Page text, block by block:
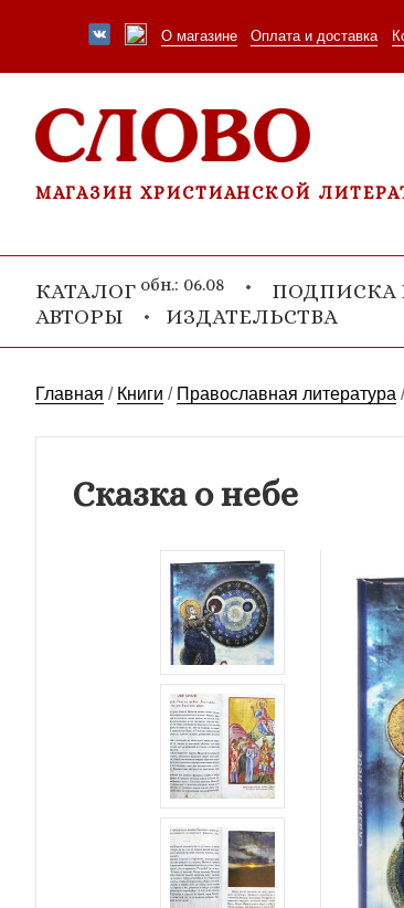
О магазине Оплата и доставка
МАГАЗИН ХРИСТИАНСКОЙ
КАТАЛОГ обн.: 06.08 ПОДПИСКА
АВТОРЫ
ИЗДАТЕЛЬСТВА
Главная / Книги / Православная литература
Сказка о небе